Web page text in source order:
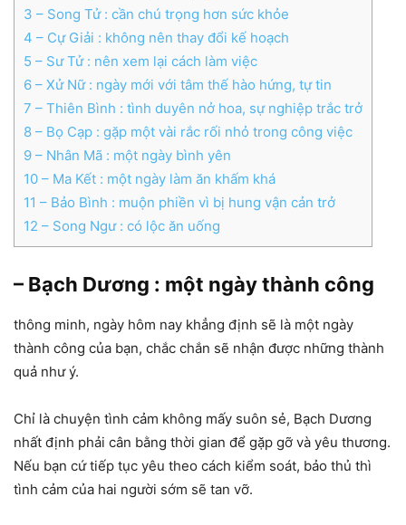
3 – Song Tử : cần chú trọng hơn sức khỏe
4 – Cự Giải : không nên thay đổi kế hoạch
5 – Sư Tử : nên xem lại cách làm việc
6 – Xử Nữ : ngày mới với tâm thế hào hứng, tự tin
7 – Thiên Bình : tình duyên nở hoa, sự nghiệp trắc trở
8 – Bọ Cạp : gặp một vài rắc rối nhỏ trong công việc
9 – Nhân Mã : một ngày bình yên
10 – Ma Kết : một ngày làm ăn khấm khá
11 – Bảo Bình : muộn phiền vì bị hung vận cản trở
12 – Song Ngư : có lộc ăn uống
– Bạch Dương : một ngày thành công
thông minh, ngày hôm nay khẳng định sẽ là một ngày
thành công của bạn, chắc chắn sẽ nhận được những thành
quả như ý.
Chỉ là chuyện tình cảm không mấy suôn sẻ, Bạch Dương
nhất định phải cân bằng thời gian để gặp gỡ và yêu thương.
Nếu bạn cứ tiếp tục yêu theo cách kiểm soát, bảo thủ thì
tình cảm của hai người sớm sẽ tan vỡ.